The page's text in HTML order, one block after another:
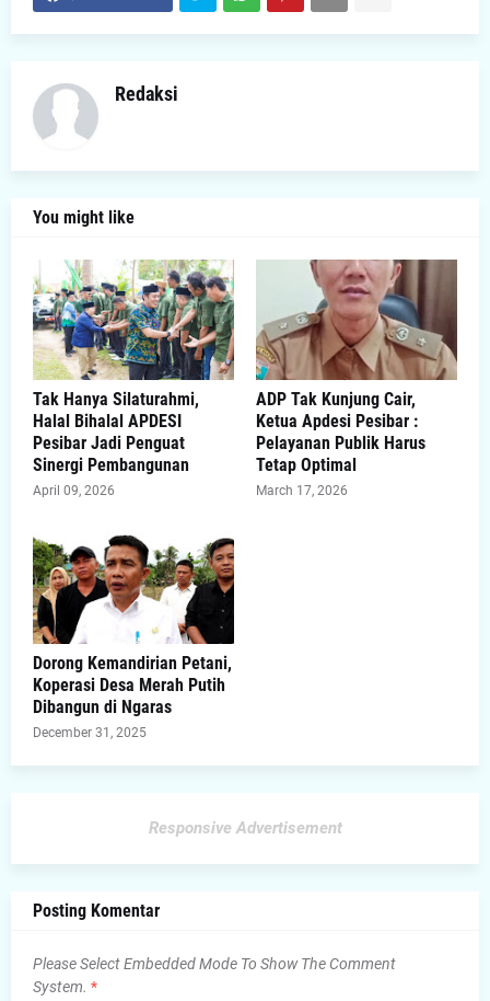
Redaksi
You might like
Tak Hanya Silaturahmi,
Halal Bihalal APDESI
Pesibar Jadi Penguat
Sinergi Pembangunan
April 09, 2026
ADP Tak Kunjung Cair,
Ketua Apdesi Pesibar :
Pelayanan Publik Harus
Tetap Optimal
March 17, 2026
Dorong Kemandirian Petani,
Koperasi Desa Merah Putih
Dibangun di Ngaras
December 31, 2025
Responsive Advertisement
Posting Komentar
Please Select Embedded Mode To Show The Comment
System. *